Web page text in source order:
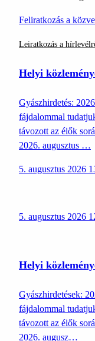
Feliratkozás a
Leiratkozás a
Helyi
Gyászhirdetés:
fájdalommal
távozott az élők
2026. augusztus …
5. augusztus 2026
5. augusztus 2026
Helyi
Gyászhirdetések:
fájdalommal
távozott az élők
2026. augusz…